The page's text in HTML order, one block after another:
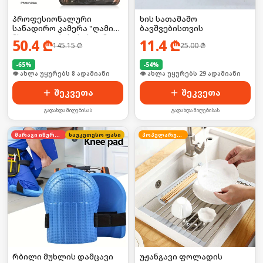
პროფესიონალური
სანადირო კამერა "ღამის
მხედველობის" სისტემით
50.4₾145.15₾
-65%
🛒 ბოლო 24სთ-ში იყიდა 8-მა
შეკვეთა
გადახდა მიღებისას
ხის სათამაშო
ბავშვებისთვის
11.4₾25.00₾
-54%
🛒 ბოლო 24სთ-ში იყიდა 39-მა
შეკვეთა
გადახდა მიღებისას
მარაგი იწურება საუკეთესო ფასი
რბილი მუხლის დამცავი
პოპულარული
უჟანგავი ფოლადის